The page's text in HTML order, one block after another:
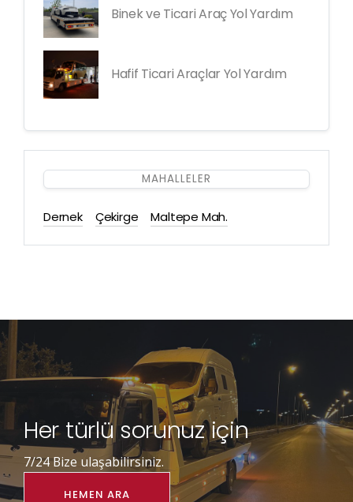
Binek ve Ticari Araç Yol Yardım
Hafif Ticari Araçlar Yol Yardım
MAHALLELER
Dernek Çekirge Maltepe Mah.
Her türlü sorunuz için
7/24 Bize ulaşabilirsiniz.
HEMEN ARA